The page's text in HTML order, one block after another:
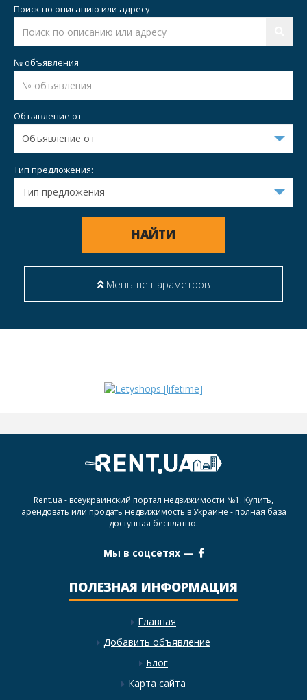
Поиск по описанию или адресу
№ объявления
Объявление от
Тип предложения:
НАЙТИ
Меньше параметров
Rent.ua - всеукраинский портал недвижимости №1. Купить,
арендовать или продать недвижимость в Украине - полная база
доступная бесплатно.
Мы в соцсетях —
ПОЛЕЗНАЯ ИНФОРМАЦИЯ
Главная
Добавить объявление
Блог
Карта сайта